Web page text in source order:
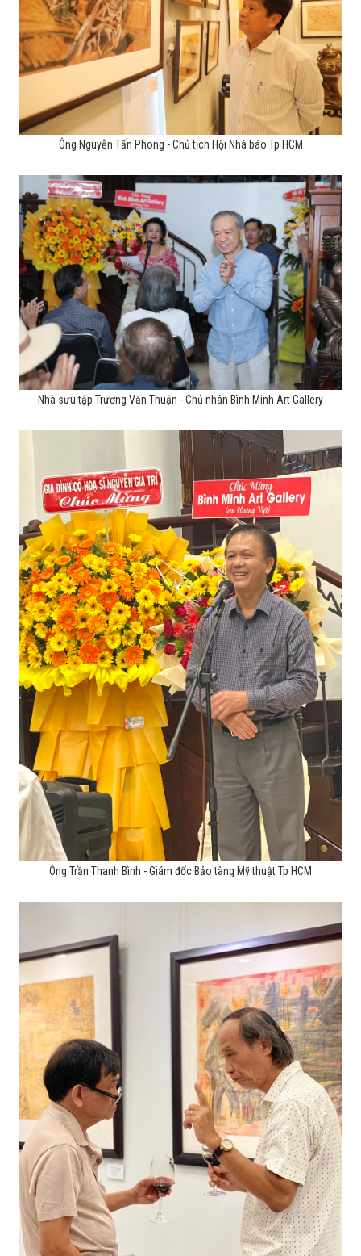
Ông Nguyễn Tấn Phong - Chủ tịch Hội Nhà báo Tp HCM
Nhà sưu tập Trương Văn Thuận - Chủ nhân Bình Minh Art Gallery
Ông Trần Thanh Bình - Giám đốc Bảo tàng Mỹ thuật Tp HCM